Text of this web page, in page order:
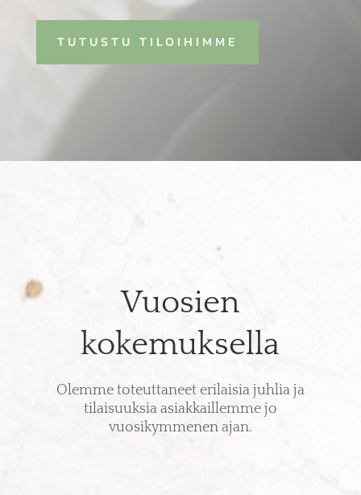
TUTUSTU TILOIHIMME
Vuosien
kokemuksella
Olemme toteuttaneet erilaisia juhlia ja
tilaisuuksia asiakkaillemme jo
vuosikymmenen ajan.